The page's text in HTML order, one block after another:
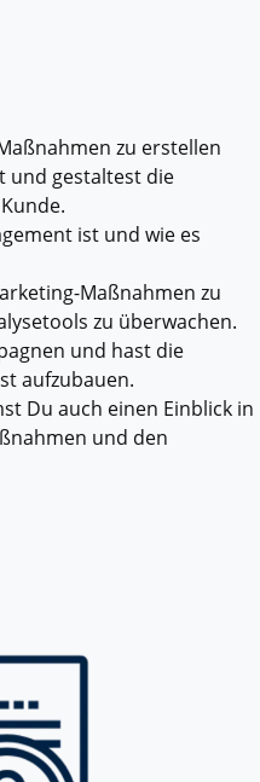
zu erstellen
und gestaltest die
ist und wie es
Maßnahmen zu
zu überwachen.
und hast die
aufzubauen.
Du auch einen Einblick in
und den